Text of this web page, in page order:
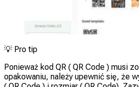
💡 Pro tip
Ponieważ kod QR ( QR Code ) musi
opakowaniu, należy upewnić się, że